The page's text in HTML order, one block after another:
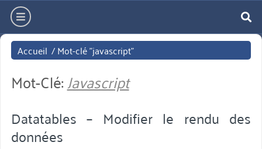
Aller
directement
au
contenu
hamburger
Accueil /Mot-clé "javascript"
Mot-Clé:Javascript
Datatables – Modifier le rendu des
données